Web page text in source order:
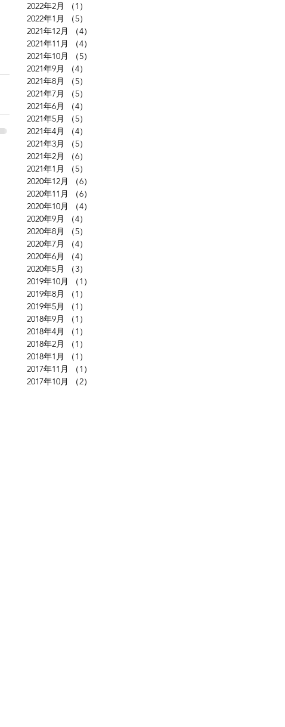
2022年2月 （1）
2022年1月
（5）
2021年12月
（4）
2021年11月
（4）
2021年10月
（5）
2021年9月
（4）
2021年8月
（5）
2021年7月
（5）
2021年6月
（4）
2021年5月
（5）
2021年4月
（4）
2021年3月
（5）
2021年2月
（6）
2021年1月
（5）
2020年12月
（6）
2020年11月
（6）
2020年10月
（4）
2020年9月
（4）
2020年8月
（5）
2020年7月
（4）
2020年6月
（4）
2020年5月
（3）
2019年10月
（1）
2019年8月
（1）
2019年5月
（1）
2018年9月
（1）
2018年4月
（1）
2018年2月
（1）
2018年1月
（1）
2017年11月
（1）
2017年10月
（2）